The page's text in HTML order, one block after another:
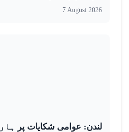
7 August 2026
لندن: عوامی شکایات پر